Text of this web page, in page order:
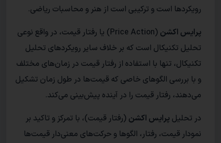
رویکرد‌ها است و ترکیبی است از هنر و محاسبات ریاضی.
پرایس اکشن
(Price Action) یا رفتار قیمت‌، در‌ واقع نوعی
تحلیل تکنیکال است که بر خلاف سایر رویکرد‌های تحلیل
تکنیکال، تنها با استفاده از رفتار قیمت در زمان‌های مختلف
و با بررسی الگو‌های خاصی که قیمت‌ها در طول زمان تشکیل
می‌دهند، رفتار قیمت را در آینده پیش‌بینی می‌کند.
در تحلیل پرایس اکشن (رفتار قیمت)، با تمرکز و تاکید بر
نمودار قیمت، رفتار، الگو‌ها و حرکت‌های معنی‌دار قیمت‌ها